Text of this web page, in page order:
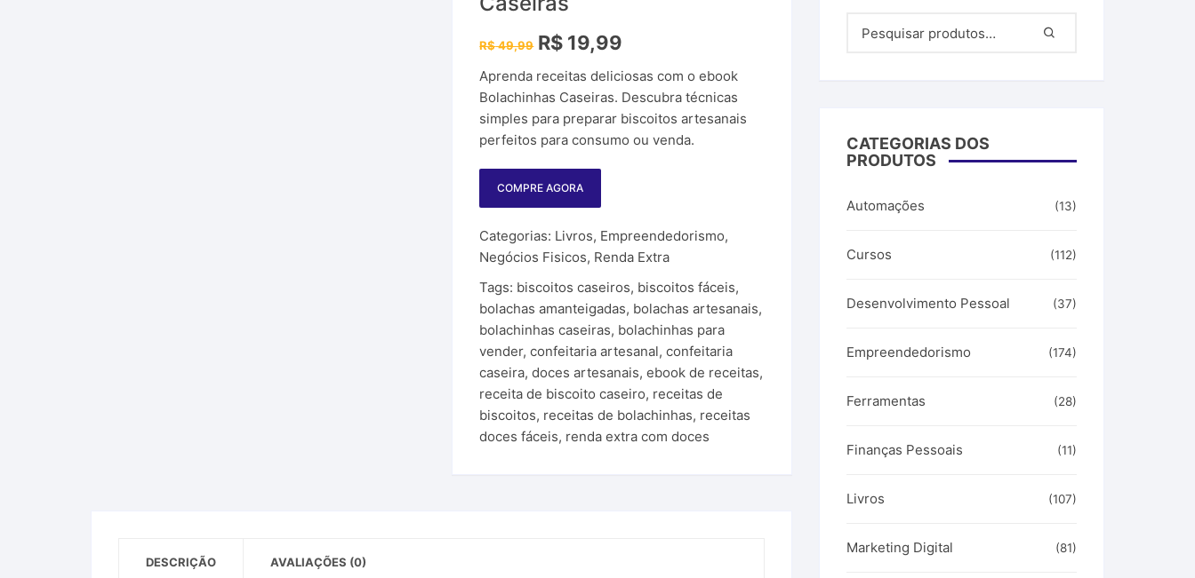
Sites para ganhar dinheiro
R$49,99 O
preço
era:
R$ 49,99.
R$ 19,99
é:
R$ 19,99.
Aprenda receitas deliciosas com o ebook
Bolachinhas Caseiras. Descubra técnicas
simples para preparar biscoitos artesanais
perfeitos para consumo ou venda.
COMPRE AGORA
Categorias: Livros, Empreendedorismo,
Negócios Fisicos, Renda Extra
Tags: biscoitos caseiros, biscoitos fáceis,
bolachas amanteigadas, bolachas artesanais,
bolachinhas caseiras, bolachinhas para
vender,confeitaria artesanal,confeitaria
caseira,doces artesanais,ebook de receitas,
receita de biscoito caseiro, receitas de
biscoitos, receitas de bolachinhas, receitas
doces fáceis, renda extra com doces
DESCRIÇÃO AVALIAÇÕES (0)
CATEGORIAS DOS
PRODUTOS
Automações (13)
Cursos (112)
Desenvolvimento Pessoal (37)
Empreendedorismo (174)
Ferramentas (28)
Finanças Pessoais (11)
Livros (107)
Marketing Digital (81)